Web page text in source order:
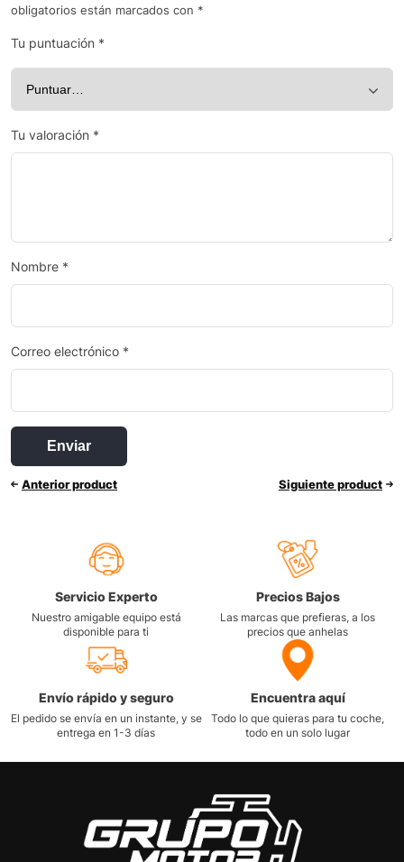
obligatorios están marcados con *
Tu puntuación *
Tu valoración *
Nombre *
Correo electrónico *
Anterior product Siguiente product
Servicio Experto
Nuestro amigable equipo está
disponible para ti
Precios Bajos
Las marcas que prefieras, a los
precios que anhelas
Envío rápido y seguro
El pedido se envía en un instante, y se
entrega en 1-3 días
Encuentra aquí
Todo lo que quieras para tu coche,
todo en un solo lugar